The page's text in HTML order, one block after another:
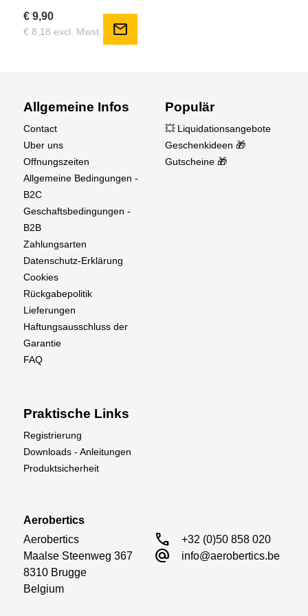
Smart Auto Storage Discharge
Spektrum™ Smart Pro-Series Batterien kümmern
Pro-Serie sind ab Werk so programmiert, dass sie
sich nach 72 Stunden Inaktivität automatisch auf
entladen. Das Ergebnis ist eine längere
Lebensdauer der Batterie, eine bessere Leistung
über die gesamte Lebensdauer des Akkus und
wartungsfrei ist. Der Benutzer kann die
€ 9,90
€ 8,18 excl. Mwst. mail
Allgemeine Infos
Contact
Uber uns
Offnungszeiten
Allgemeine Bedingungen -
B2C
Geschaftsbedingungen -
B2B
Zahlungsarten
Datenschutz-Erklärung
Cookies
Rückgabepolitik
Lieferungen
Haftungsausschluss der
Garantie
FAQ
Populär
💥 Liquidationsangebote
Geschenkideen 🎁
Gutscheine 🎁
Praktische Links
Registrierung
Downloads - Anleitungen
Produktsicherheit
Aerobertics
Aerobertics
Maalse Steenweg 367
8310 Brugge
Belgium
call +32 (0)50 858 020
alternate_email info@aerobertics.be